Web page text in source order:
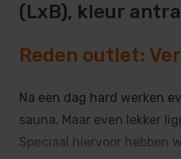
(LxB), kleur
Reden outlet:
Na een dag hard werken
sauna. Maar even lekker
Speciaal hiervoor hebben